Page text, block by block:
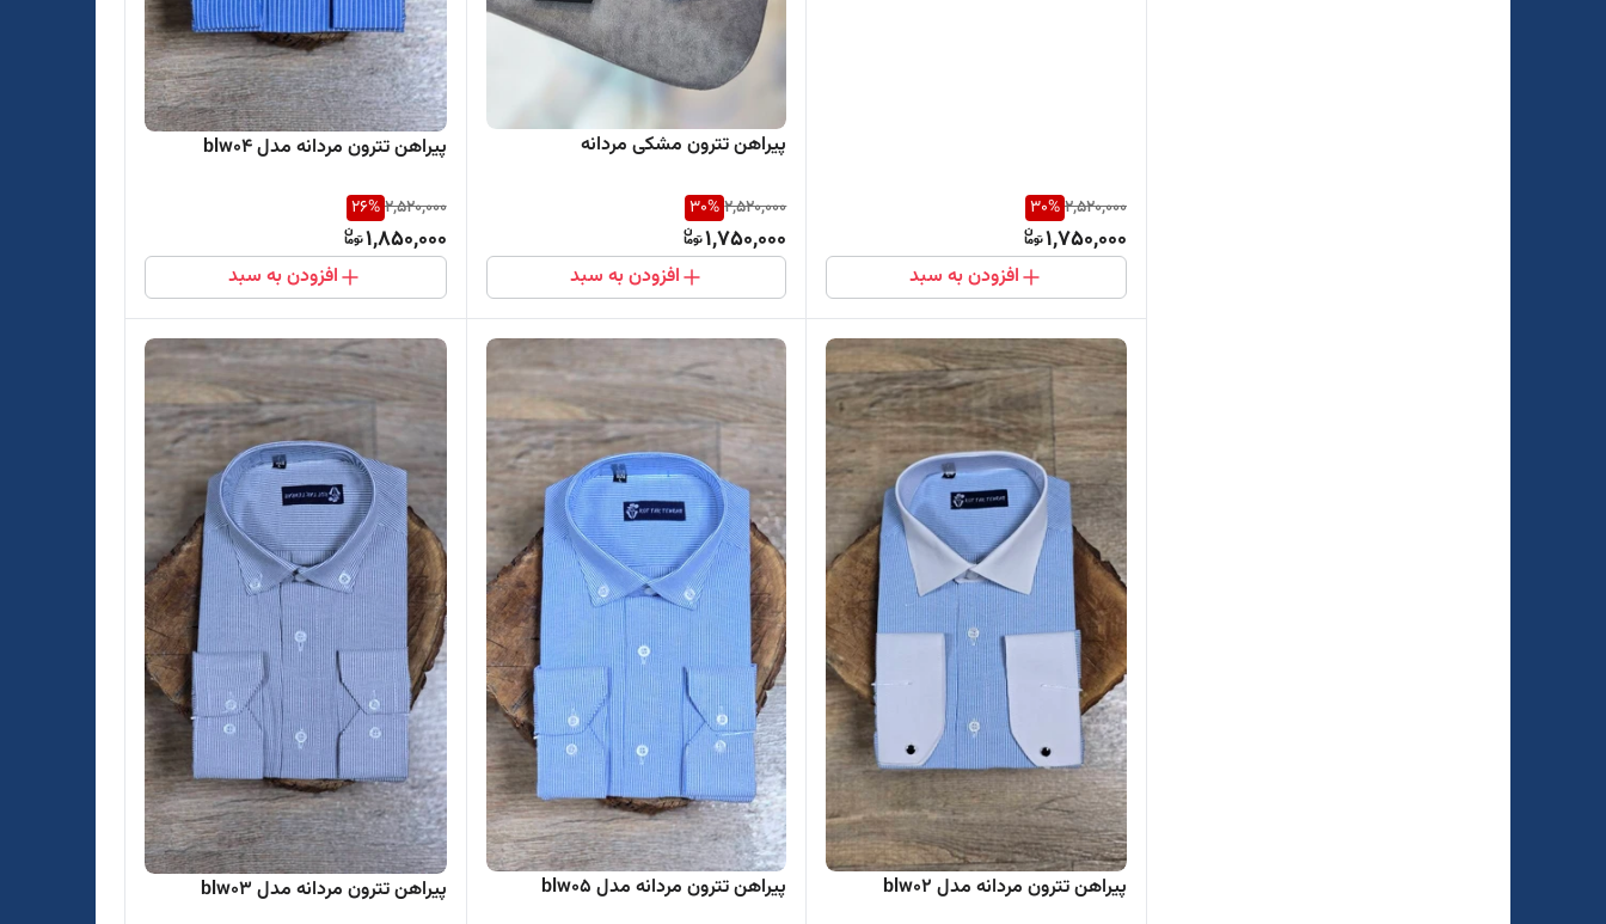
2,520,000
30%
1,750,000
افزودن به سبد
پیراهن تترون مشکی مردانه
2,520,000
30%
1,750,000
افزودن به سبد
پیراهن تترون مردانه مدل blw04
2,520,000
26%
1,850,000
افزودن به سبد
پیراهن تترون مردانه مدل blw02 پیراهن تترون مردانه مدل blw05 پیراهن تترون مردانه مدل blw03